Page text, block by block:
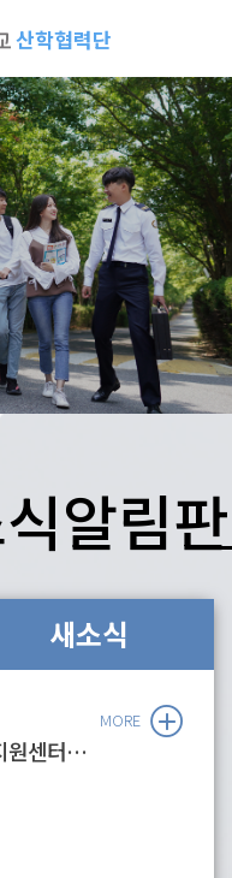
산학협력단
알림판
MORE
채용 공고
새소식